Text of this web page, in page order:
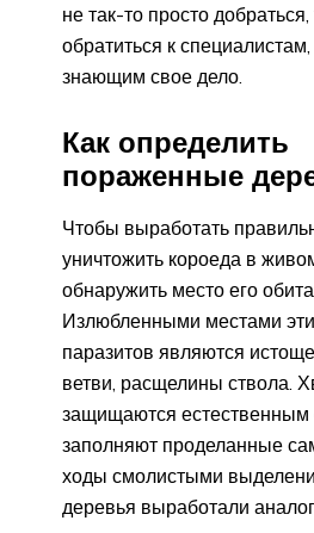
не так-то просто
обратиться к
знающим свое дело.
Как определить
пораженные
Чтобы выработать
уничтожить короеда в
обнаружить место его
Излюбленными местами
паразитов являются
ветви, расщелины ствола.
защищаются естественным
заполняют проделанные
ходы смолистыми
деревья выработали